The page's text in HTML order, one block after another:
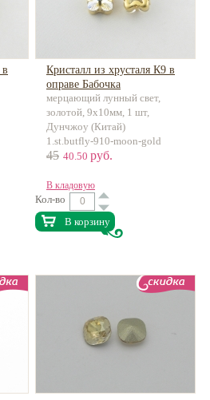
Кристалл из хрусталя К9 в
оправе Бабочка
мерцающий лунный свет,
золотой, 9х10мм, 1 шт,
Дунчжоу (Китай)
1.st.butfly-910-moon-gold
45 40.50 руб.
В кладовую
Кол-во
В корзину